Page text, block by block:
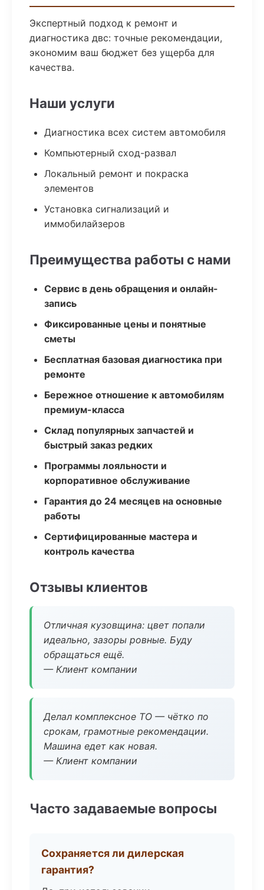
Экспертный подход к ремонт и
диагностика двс: точные рекомендации,
экономим ваш бюджет без ущерба для
качества.
Наши услуги
Диагностика всех систем автомобиля
Компьютерный сход-развал
Локальный ремонт и покраска
элементов
Установка сигнализаций и
иммобилайзеров
Преимущества работы с нами
Сервис в день обращения и онлайн-
запись
Фиксированные цены и понятные
сметы
Бесплатная базовая диагностика при
ремонте
Бережное отношение к автомобилям
премиум-класса
Склад популярных запчастей и
быстрый заказ редких
Программы лояльности и
корпоративное обслуживание
Гарантия до 24 месяцев на основные
работы
Сертифицированные мастера и
контроль качества
Отзывы клиентов
Отличная кузовщина: цвет попали
идеально, зазоры ровные. Буду
обращаться ещё.
— Клиент компании
Делал комплексное ТО — чётко по
срокам, грамотные рекомендации.
Машина едет как новая.
— Клиент компании
Часто задаваемые вопросы
Сохраняется ли дилерская
гарантия?